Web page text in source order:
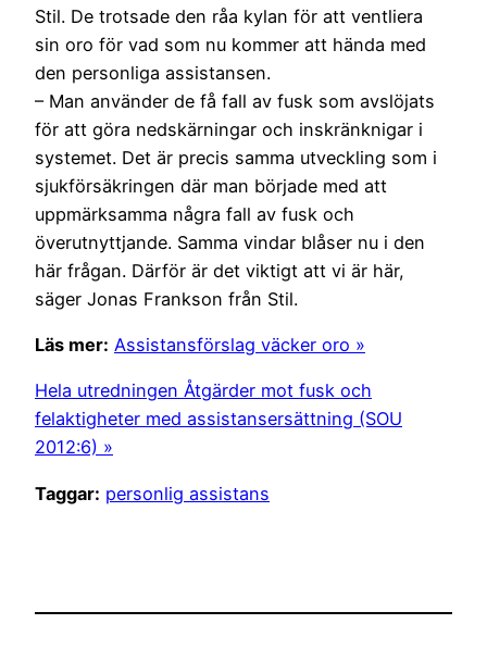
Stil. De trotsade den råa kylan för att ventliera
sin oro för vad som nu kommer att hända med
den personliga assistansen.
– Man använder de få fall av fusk som avslöjats
för att göra nedskärningar och inskränknigar i
systemet. Det är precis samma utveckling som i
sjukförsäkringen där man började med att
uppmärksamma några fall av fusk och
överutnyttjande. Samma vindar blåser nu i den
här frågan. Därför är det viktigt att vi är här,
säger Jonas Frankson från Stil.
Läs mer: Assistansförslag väcker oro »
Hela utredningen Åtgärder mot fusk och
felaktigheter med assistansersättning (SOU
2012:6) »
Taggar: personlig assistans